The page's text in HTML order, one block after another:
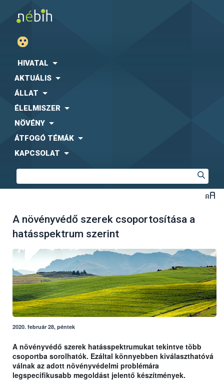
HIVATAL
AKTUÁLIS
ÁLLAT
ÉLELMISZER
NÖVÉNY
ÁTFOGÓ TÉMÁK
KAPCSOLAT
A növényvédő szerek csoportosítása a
hatásspektrum szerint
2020. február 28, péntek
A növényvédő szerek hatásspektrumukat tekintve több
csoportba sorolhatók. Ezáltal könnyebben kiválaszthatóvá
válnak az adott növényvédelmi problémára
legspecifikusabb megoldást jelentő készítmények.